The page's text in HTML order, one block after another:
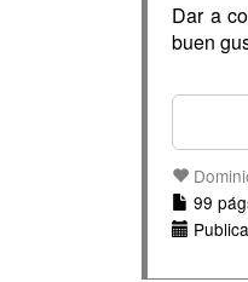
Dar a
buen
99